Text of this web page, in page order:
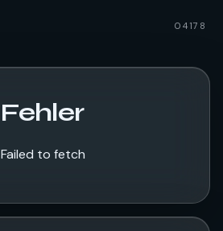
04178
Fehler
Failed to fetch